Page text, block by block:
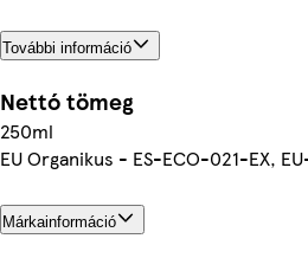
További információ
Nettó tömeg
250ml
EU Organikus - ES-ECO-021-EX,
Márkainformáció